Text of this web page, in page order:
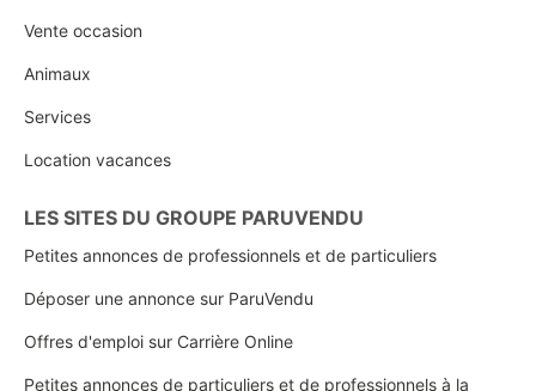
Vente occasion
Animaux
Services
Location vacances
LES SITES DU GROUPE PARUVENDU
Petites annonces de professionnels et de particuliers
Déposer une annonce sur ParuVendu
Offres d'emploi sur Carrière Online
Petites annonces de particuliers et de professionnels à la